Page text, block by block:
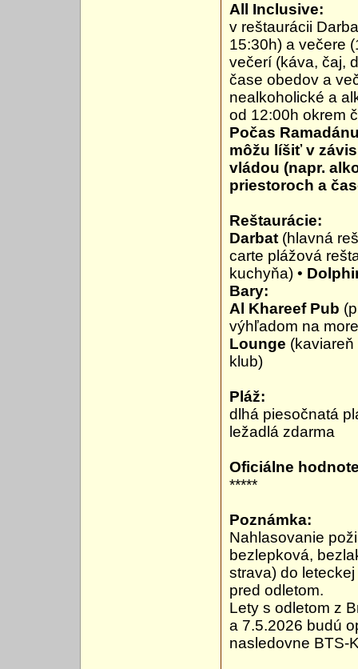
All Inclusive:
v reštaurácii
15:30h) a večere
večerí (káva, čaj,
čase obedov a
nealkoholické a
od 12:00h okrem
Počas
môžu líšiť v
vládou (napr.
priestoroch a
Reštaurácie:
Darbat (hlavná
carte plážová
kuchyňa) •
Bary:
Al Khareef Pub
výhľadom na
Lounge
klub)
Pláž:
dlhá piesočnatá
ležadlá zdarma
Oficiálne
*****
Poznámka:
Nahlasovanie
bezlepková,
strava) do
pred odletom.
Lety s odletom z
a 7.5.2026 budú
nasledovne BTS-